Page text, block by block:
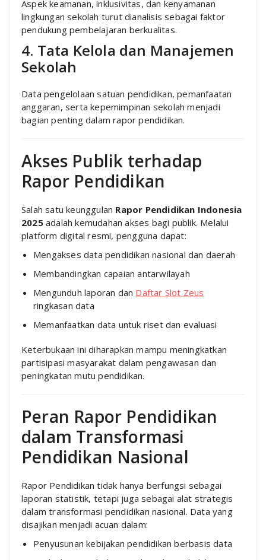
Aspek keamanan, inklusivitas, dan kenyamanan
lingkungan sekolah turut dianalisis sebagai faktor
pendukung pembelajaran berkualitas.
4. Tata Kelola dan Manajemen
Sekolah
Data pengelolaan satuan pendidikan, pemanfaatan
anggaran, serta kepemimpinan sekolah menjadi
bagian penting dalam rapor pendidikan.
Akses Publik terhadap
Rapor Pendidikan
Salah satu keunggulan Rapor Pendidikan Indonesia
2025adalah kemudahan akses bagi publik. Melalui
platform digital resmi, pengguna dapat:
Mengakses data pendidikan nasional dan daerah
Membandingkan capaian antarwilayah
Mengunduh laporan dan Daftar Slot Zeus
ringkasan data
Memanfaatkan data untuk riset dan evaluasi
Keterbukaan ini diharapkan mampu meningkatkan
partisipasi masyarakat dalam pengawasan dan
peningkatan mutu pendidikan.
Peran Rapor Pendidikan
dalam Transformasi
Pendidikan Nasional
Rapor Pendidikan tidak hanya berfungsi sebagai
laporan statistik, tetapi juga sebagai alat strategis
dalam transformasi pendidikan nasional. Data yang
disajikan menjadi acuan dalam:
Penyusunan kebijakan pendidikan berbasis data